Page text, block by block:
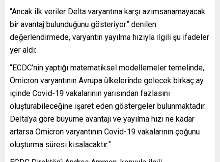
“Ancak ilk veriler Delta varyantına karşı azımsanamayacak
bir avantaj bulunduğunu gösteriyor” denilen
değerlendirmede, varyantın yayılma hızıyla ilgili şu ifadeler
yer aldı:
“ECDC’nin yaptığı matematiksel modellemeler temelinde,
Omicron varyantının Avrupa ülkelerinde gelecek birkaç ay
içinde Covid-19 vakalarının yarısından fazlasını
oluşturabileceğine işaret eden göstergeler bulunmaktadır.
Delta’ya göre büyüme avantajı ve yayılma hızı ne kadar
artarsa Omicron varyantının Covid-19 vakalarının çoğunu
oluşturma süresi kısalacaktır.”